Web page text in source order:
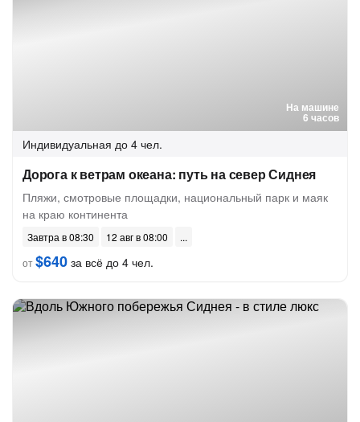
На машине
6 часов
Индивидуальная до 4 чел.
Дорога к ветрам океана: путь на север Сиднея
Пляжи, смотровые площадки, национальный парк и маяк
на краю континента
Завтра в 08:30
12 авг в 08:00
от$640 за всё до 4 чел.